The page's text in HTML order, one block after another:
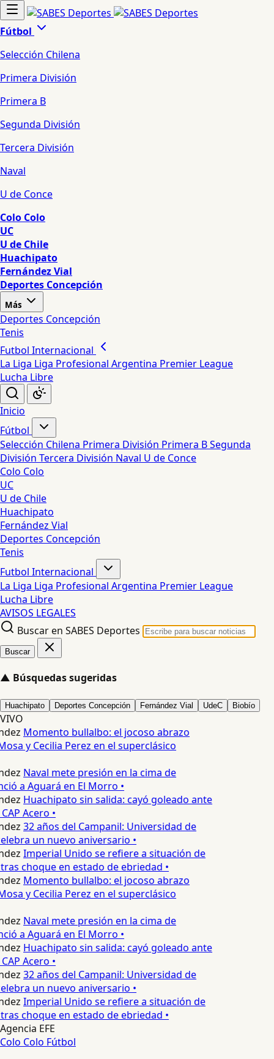
Fútbol
Selección Chilena
Primera División
Primera B
Segunda División
Tercera División
Naval
U de Conce
Colo Colo
UC
U de Chile
Huachipato
Fernández Vial
Deportes Concepción
Más
Deportes Concepción
Tenis
Futbol Internacional
La Liga Liga Profesional Argentina Premier League
Lucha Libre
Inicio
Fútbol
Selección Chilena Primera División Primera BSegunda
División Tercera División Naval U de Conce
Colo Colo
UC
U de Chile
Huachipato
Fernández Vial
Deportes Concepción
Tenis
Futbol Internacional
La Liga Liga Profesional Argentina Premier League
Lucha Libre
AVISOS LEGALES
Buscar en SABES Deportes
Buscar
▲ Búsquedas sugeridas
Huachipato Deportes Concepción Fernández Vial UdeC Biobío
VIVO
Momento bullalbo: el jocoso abrazo
y Cecilia Perez en el superclásico
Naval mete presión en la cima de
a Aguará en El Morro •
Huachipato sin salida: cayó goleado ante
Acero •
32 años del Campanil: Universidad de
un nuevo aniversario •
Imperial Unido se refiere a situación de
choque en estado de ebriedad •
Momento bullalbo: el jocoso abrazo
y Cecilia Perez en el superclásico
Naval mete presión en la cima de
a Aguará en El Morro •
Huachipato sin salida: cayó goleado ante
Acero •
32 años del Campanil: Universidad de
un nuevo aniversario •
Imperial Unido se refiere a situación de
choque en estado de ebriedad •
Agencia EFE
Colo Colo Fútbol